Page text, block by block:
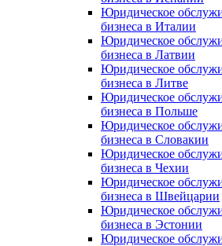
Юридическое
бизнеса в Италии
Юридическое
бизнеса в Латвии
Юридическое
бизнеса в Литве
Юридическое
бизнеса в Польше
Юридическое
бизнеса в Словакии
Юридическое
бизнеса в Чехии
Юридическое
бизнеса в Швейцарии
Юридическое
бизнеса в Эстонии
Юридическое